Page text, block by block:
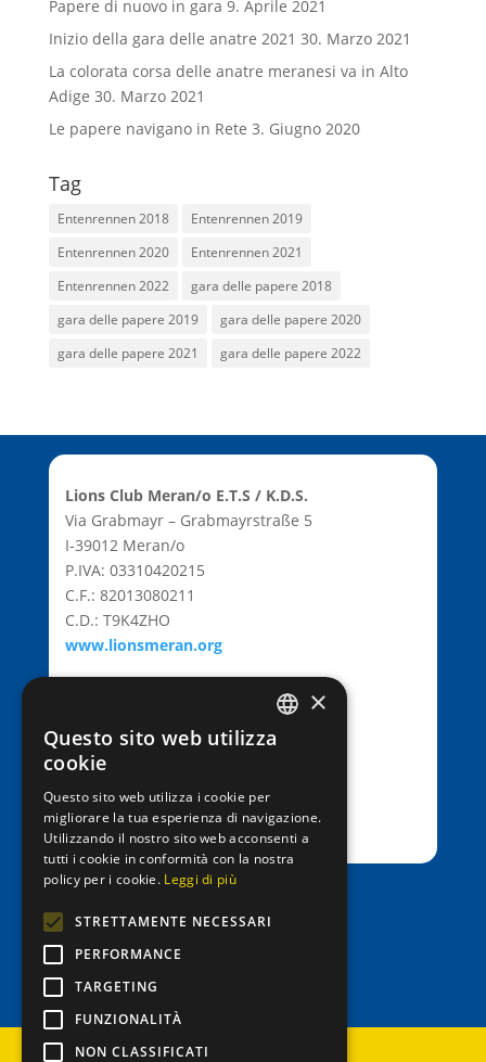
Papere di nuovo in gara 9. Aprile 2021
Inizio della gara delle anatre 2021 30. Marzo 2021
La colorata corsa delle anatre meranesi va in Alto
Adige 30. Marzo 2021
Le papere navigano in Rete 3. Giugno 2020
Tag
Entenrennen 2018
Entenrennen 2019
Entenrennen 2020
Entenrennen 2021
Entenrennen 2022
gara delle papere 2018
gara delle papere 2019
gara delle papere 2020
gara delle papere 2021
gara delle papere 2022
Lions Club Meran/o E.T.S / K.D.S.
Via Grabmayr – Grabmayrstraße 5
I-39012 Meran/o
P.IVA: 03310420215
C.F.: 82013080211
C.D.: T9K4ZHO
www.lionsmeran.org
Bank: Raiffeisenkasse Algund
Fil.: Rennweg 42, 39012 Meran/o
IBAN: IT39C0811258591000303200680
SWIFT-BIC: RZSBIT21101
×
Questo sito web utilizza
cookie
Questo sito web utilizza i cookie per
migliorare la tua esperienza di navigazione.
Utilizzando il nostro sito web acconsenti a
tutti i cookie in conformità con la nostra
policy per i cookie. Leggi di più
STRETTAMENTE NECESSARI
PERFORMANCE
TARGETING
FUNZIONALITÀ
NON CLASSIFICATI